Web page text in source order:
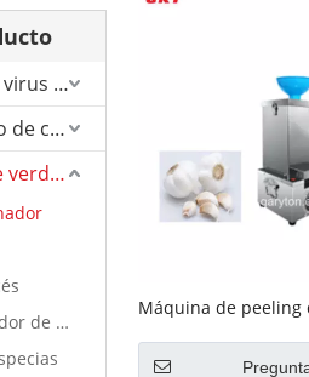
Equipo de protección y virus de Corona.
1.1 Máquina de proceso de carne
Máquina de proceso de verduras
Molinillo de soja / cortador de tomate
Máquina de peeling